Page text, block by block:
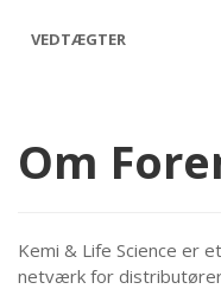
VEDTÆGTER
Om
Kemi & Life Science er e
netværk for